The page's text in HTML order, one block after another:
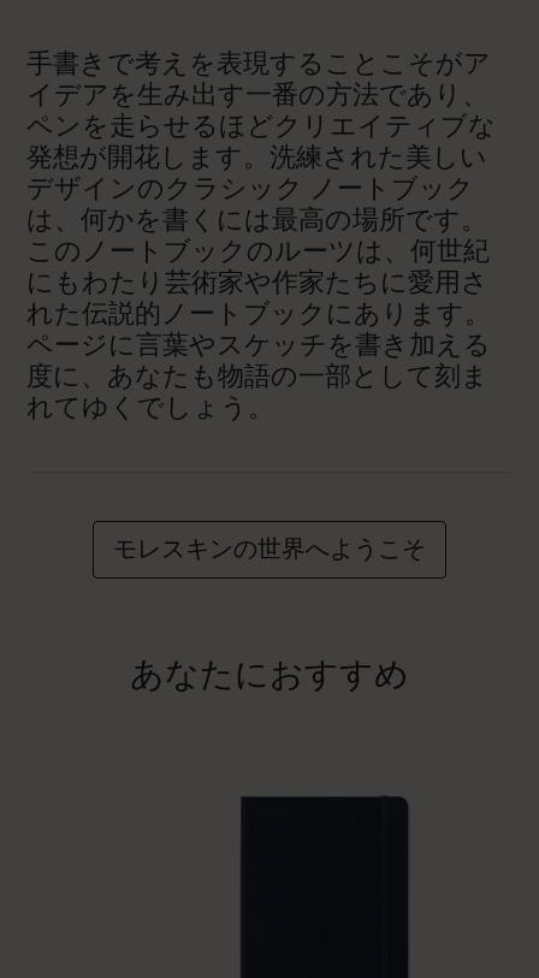
手書きで考えを表現することこそがア
イデアを生み出す一番の方法であり、
ペンを走らせるほどクリエイティブな
発想が開花します。洗練された美しい
デザインのクラシック ノートブック
は、何かを書くには最高の場所です。
このノートブックのルーツは、何世紀
にもわたり芸術家や作家たちに愛用さ
れた伝説的ノートブックにあります。
ページに言葉やスケッチを書き加える
度に、あなたも物語の一部として刻ま
れてゆくでしょう。
モレスキンの世界へようこそ
あなたにおすすめ